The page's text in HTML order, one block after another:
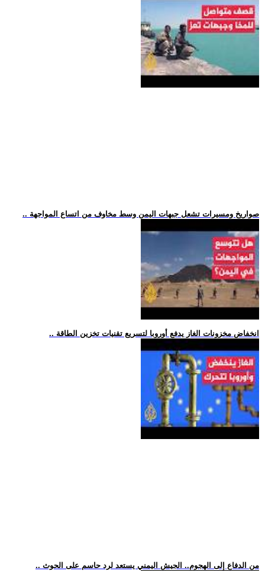
.. صواريخ ومسيرات تشعل جبهات اليمن وسط مخاوف من اتساع المواجهة
.. انخفاض مخزونات الغاز يدفع أوروبا لتسريع تقنيات تخزين الطاقة
.. من الدفاع إلى الهجوم.. الجيش اليمني يستعد لرد حاسم على الحوث